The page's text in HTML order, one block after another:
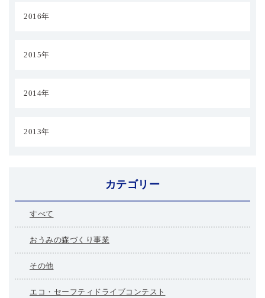
2016年
2015年
2014年
2013年
カテゴリー
すべて
おうみの森づくり事業
その他
エコ・セーフティドライブコンテスト